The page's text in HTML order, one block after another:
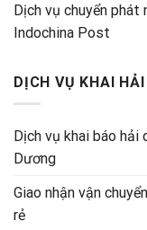
Dịch vụ chuyển phát
Indochina Post
DỊCH VỤ KHAI
Dịch vụ khai báo
Dương
Giao nhận vận
rẻ